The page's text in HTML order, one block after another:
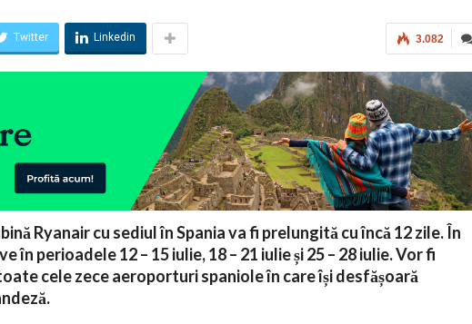
3.082
Twitter Linkedin
Ryanair cu sediul în Spania va fi prelungită cu încă 12 zile. În
în perioadele 12 – 15 iulie, 18 – 21 iulie și 25 – 28 iulie. Vor fi
cele zece aeroporturi spaniole în care își desfășoară